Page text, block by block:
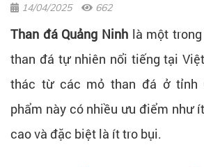
14/04/2025 662
Than đá Quảng Ninh là một
than đá tự nhiên nổi tiếng tại
thác từ các mỏ than đá ở tỉnh
phẩm này có nhiều ưu điểm như
cao và đặc biệt là ít tro bụi.